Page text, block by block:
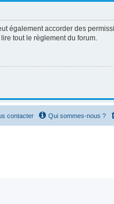
également accorder des
tout le règlement du forum.
Qui sommes-nous ?
contacter